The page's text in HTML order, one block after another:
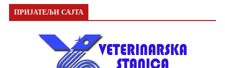
ПРИЈАТЕЉИ САЈТА